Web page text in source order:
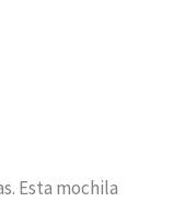
Esta mochila